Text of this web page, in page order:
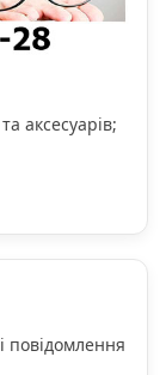
аксесуарів;
повідомлення